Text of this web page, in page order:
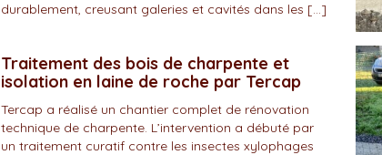
durablement, creusant galeries et cavités dans les […]
Traitement des bois de charpente et
isolation en laine de roche par Tercap
Tercap a réalisé un chantier complet de rénovation
technique de charpente. L’intervention a débuté par
un traitement curatif contre les insectes xylophages